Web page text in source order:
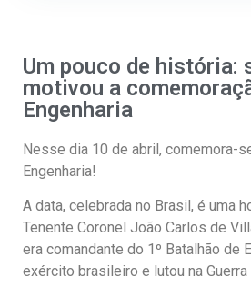
Um pouco de história:
motivou a
Engenharia
Nesse dia 10 de abril, comemora-
Engenharia!
A data, celebrada no Brasil, é uma
Tenente Coronel João Carlos de
era comandante do 1º Batalhão de
exército brasileiro e lutou na Guerra